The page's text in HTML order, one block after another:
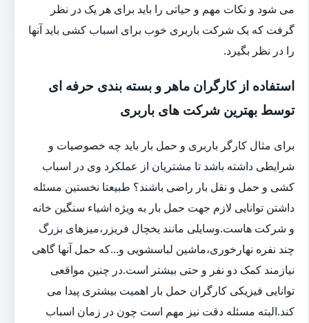
می شود و نکات مهم و حیاتی را باید برای هر یک در نظر
گرفت که یک شرکت باربری خوب برای اسباب کشی باید آنها
را در نظر بگیرد.
استفاده از کارگران ماهر و بسته بندی حرفه ای
توسط بهترین شرکت های باربری
برای مثال کارگر باربری و حمل بار باید چه خصوصیات و
شرایطی داشته باشد تا مشتریان از عملکرد وی در اسباب
کشی و حمل و نقل بار راضی باشند؟ طبیعتا نخستین مسئله
داشتن توانایی لازم جهت حمل بار به ویژه اشیاء سنگین خانه
و شرکت هاست.وسایلی مانند یخچال فریزر،میزهای بزرگ
چند نفره نهارخوری،ماشین لباسشویی و...که حمل آنها گاهی
نیازمند کمک دو نفر و حتی بیشتر است.در چنین مواقعی
توانایی فیزیکی کارگران حمل بار اهمیت بیشتری پیدا می
کند.البته مسئله دقت نیز مهم است چون در زمان اسباب